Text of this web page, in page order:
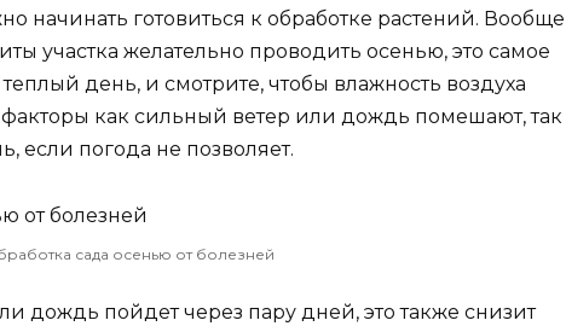
начинать готовиться к обработке растений. Вообще
участка желательно проводить осенью, это самое
день, и смотрите, чтобы влажность воздуха
как сильный ветер или дождь помешают, так
если погода не позволяет.
сада осенью от болезней
дождь пойдет через пару дней, это также снизит